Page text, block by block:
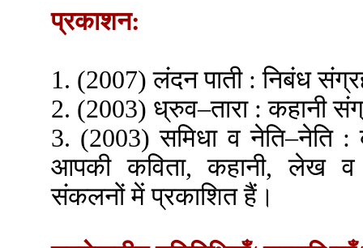
प्रकाशन:
1. (2007) लंदन पाती : निबंध
2. (2003) ध्रुव–तारा : कहानी
3. (2003) समिधा व नेति–नेति
आपकी कविता, कहानी, लेख
संकलनों में प्रकाशित हैं।